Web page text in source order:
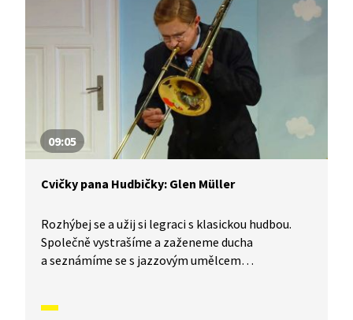
09:05
Cvičky pana Hudbičky: Glen Müller
Rozhýbej se a užij si legraci s klasickou hudbou.
Společně vystrašíme a zaženeme ducha
a seznámíme se s jazzovým umělcem